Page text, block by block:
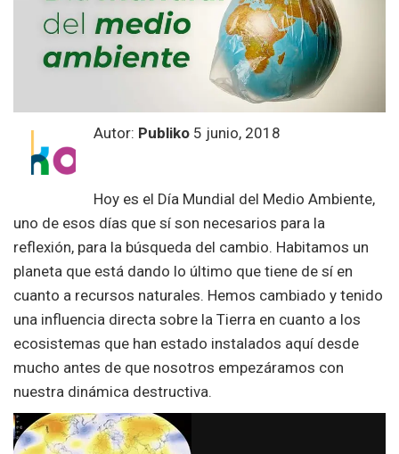
Autor: Publiko 5 junio, 2018
Hoy es el Día Mundial del Medio Ambiente,
uno de esos días que sí son necesarios para la
reflexión, para la búsqueda del cambio. Habitamos un
planeta que está dando lo último que tiene de sí en
cuanto a recursos naturales. Hemos cambiado y tenido
una influencia directa sobre la Tierra en cuanto a los
ecosistemas que han estado instalados aquí desde
mucho antes de que nosotros empezáramos con
nuestra dinámica destructiva.